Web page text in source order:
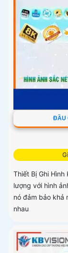
ĐẦU
Thiết Bị Ghi
lượng với hình
nó đảm bảo khả
nhau